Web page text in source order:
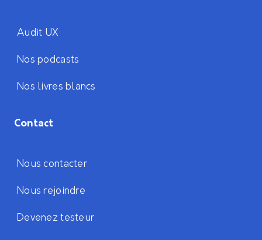
Audit UX
Nos podcasts
Nos livres blancs
Contact
Nous contacter
Nous rejoindre
Devenez testeur